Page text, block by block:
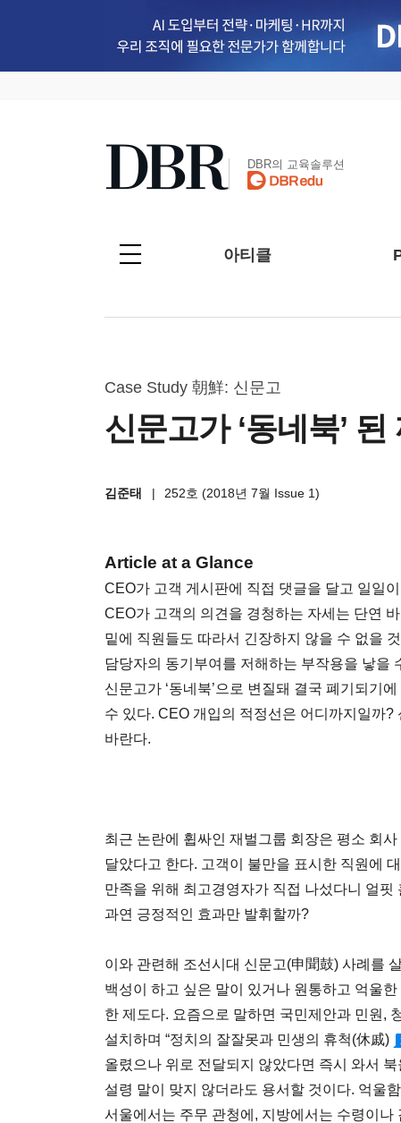
DBR의 교육솔루션
아티클
Case Study 朝鮮: 신문고
신문고가 ‘동네북’
김준태 | 252호 (2018년 7월 Issue 1)
Article at a Glance
CEO가 고객 게시판에 직접 댓글을 달고 일일
CEO가 고객의 의견을 경청하는 자세는 단연
밑에 직원들도 따라서 긴장하지 않을 수 없을
담당자의 동기부여를 저해하는 부작용을 낳을
신문고가 ‘동네북’으로 변질돼 결국 폐기되기
수 있다. CEO 개입의 적정선은 어디까지일까
바란다.
최근 논란에 휩싸인 재벌그룹 회장은 평소 회
달았다고 한다. 고객이 불만을 표시한 직원에
만족을 위해 최고경영자가 직접 나섰다니 얼
과연 긍정적인 효과만 발휘할까?
이와 관련해 조선시대 신문고(申聞鼓) 사례를
백성이 하고 싶은 말이 있거나 원통하고 억울
한 제도다. 요즘으로 말하면 국민제안과 민원,
설치하며 “정치의 잘잘못과 민생의 휴척(休戚)
올렸으나 위로 전달되지 않았다면 즉시 와서
설령 말이 맞지 않더라도 용서할 것이다. 억울
서울에서는 주무 관청에, 지방에서는 수령이